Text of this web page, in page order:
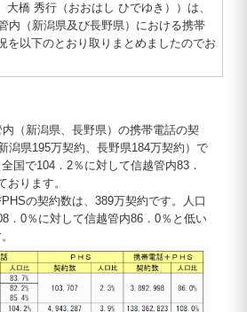
橋 秀行（おおはし ひでゆき））は、
内（新潟県及び長野県）における携帯
を以下のとおり取りまとめましたのでお
（新潟県、長野県）の携帯電話の契
潟県195万契約、長野県184万契約）で
国で104．2％に対して信越管内83．
おります。
の契約数は、389万契約です。人口
．0％に対して信越管内86．0％と低い